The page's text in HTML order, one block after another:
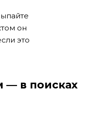
он
это
— в поисках